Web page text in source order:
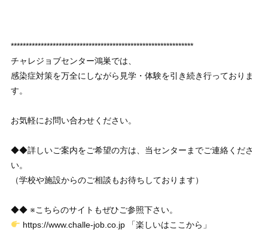
*************************************************************
チャレジョブセンター鴻巣では、
感染症対策を万全にしながら見学・体験を引き続き行っておりま
す。
お気軽にお問い合わせください。
◆◆詳しいご案内をご希望の方は、当センターまでご連絡くださ
い。
（学校や施設からのご相談もお待ちしております）
◆◆ ※こちらのサイトもぜひご参照下さい。
https://www.challe-job.co.jp 「楽しいはここから」